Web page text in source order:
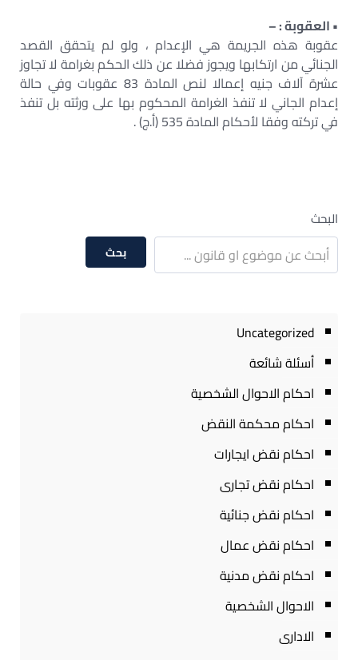
• العقوبة : –
عقوبة هذه الجريمة هي الإعدام ، ولو لم يتحقق القصد
الجنائي من ارتكابها ويجوز فضلا عن ذلك الحكم بغرامة لا تجاوز
عشرة آلاف جنيه إعمالا لنص المادة 83 عقوبات وفي حالة
إعدام الجاني لا تنفذ الغرامة المحكوم بها على ورثته بل تنفذ
في تركته وفقا لأحكام المادة 535 (أ.ج) .
البحث
بحث
Uncategorized
أسئلة شائعة
احكام الاحوال الشخصية
احكام محكمة النقض
احكام نقض ايجارات
احكام نقض تجارى
احكام نقض جنائية
احكام نقض عمال
احكام نقض مدنية
الاحوال الشخصية
الادارى